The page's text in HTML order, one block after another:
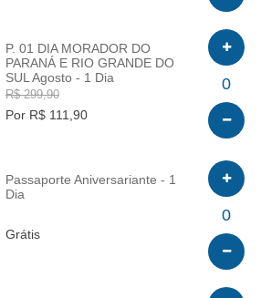
P. 01 DIA MORADOR DO
PARANÁ E RIO GRANDE DO
SUL Agosto - 1 Dia
R$ 299,90
Por R$ 111,90
0
Passaporte Aniversariante - 1
Dia
Grátis
0